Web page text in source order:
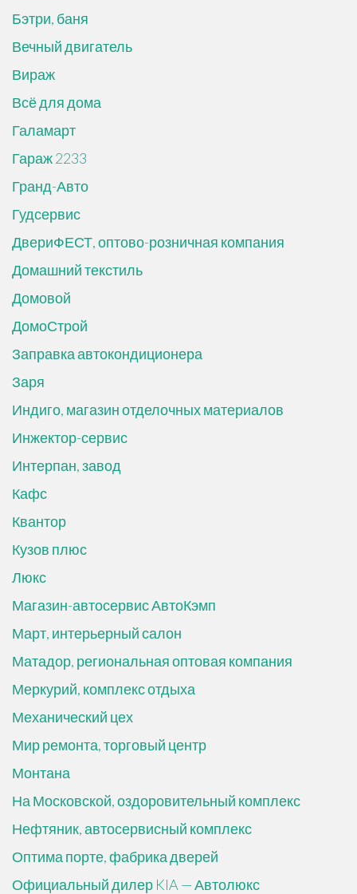
Бэтри, баня
Вечный двигатель
Вираж
Всё для дома
Галамарт
Гараж 2233
Гранд-Авто
Гудсервис
ДвериФЕСТ, оптово-розничная компания
Домашний текстиль
Домовой
ДомоСтрой
Заправка автокондиционера
Заря
Индиго, магазин отделочных материалов
Инжектор-сервис
Интерпан, завод
Кафс
Квантор
Кузов плюс
Люкс
Магазин-автосервис АвтоКэмп
Март, интерьерный салон
Матадор, региональная оптовая компания
Меркурий, комплекс отдыха
Механический цех
Мир ремонта, торговый центр
Монтана
На Московской, оздоровительный комплекс
Нефтяник, автосервисный комплекс
Оптима порте, фабрика дверей
Официальный дилер KIA — Автолюкс